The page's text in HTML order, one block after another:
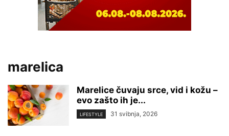
marelica
Marelice čuvaju srce, vid i kožu –
evo zašto ih je...
LIFESTYLE 31 svibnja, 2026